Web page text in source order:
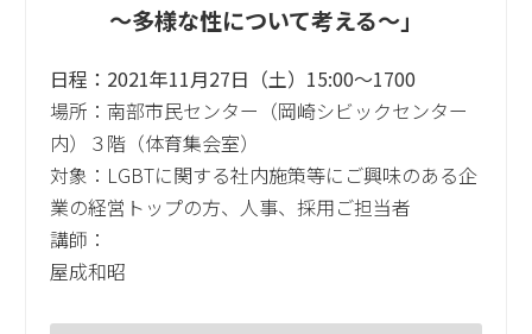
～多様な性について考える～」
日程：2021年11月27日（土）15:00～1700
場所：南部市民センター（岡崎シビックセンター
内）３階（体育集会室）
対象：LGBTに関する社内施策等にご興味のある企
業の経営トップの方、人事、採用ご担当者
講師：
屋成和昭